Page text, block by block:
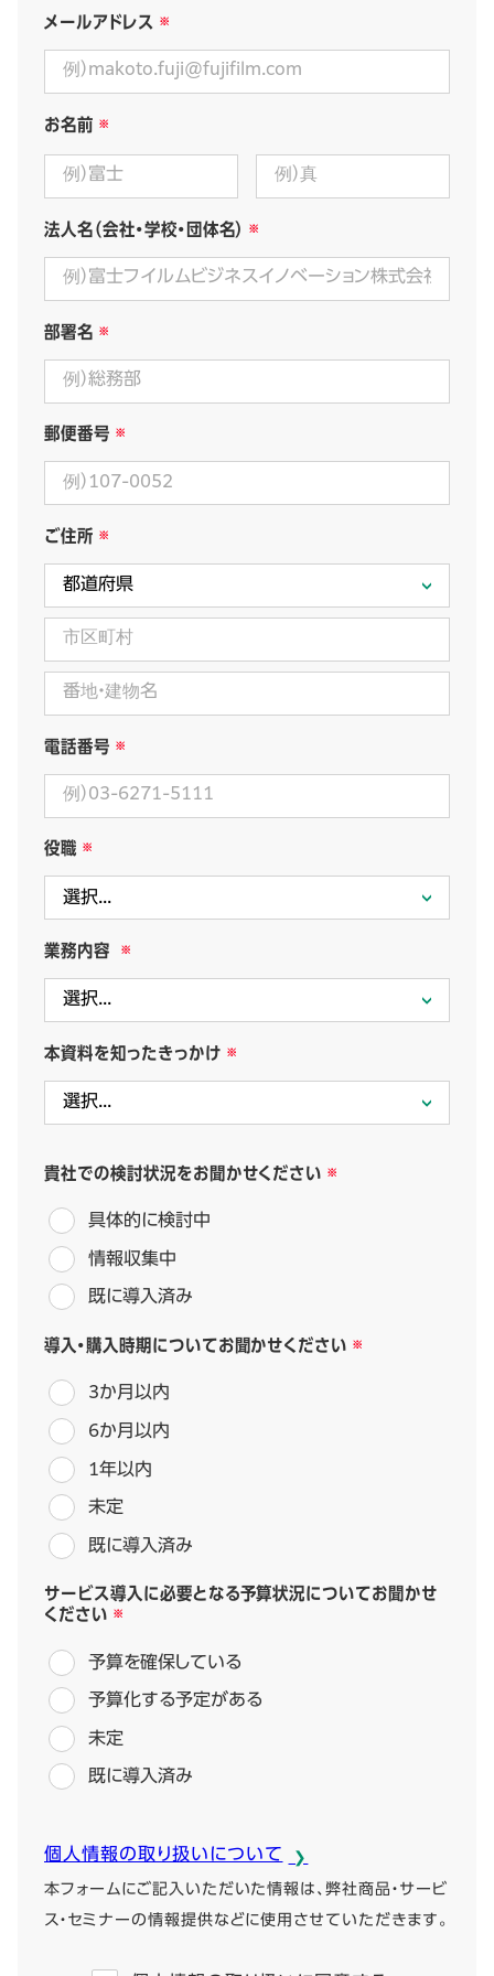
メールアドレス
お名前
法人名（会社・学校・団体名）
部署名
郵便番号
ご住所
電話番号
役職
業務内容
本資料を知ったきっかけ
貴社での検討状況をお聞かせください
具体的に検討中
情報収集中
既に導入済み
導入・購入時期についてお聞かせください
3か月以内
6か月以内
1年以内
未定
既に導入済み
サービス導入に必要となる予算状況についてお聞かせ
ください
予算を確保している
予算化する予定がある
未定
既に導入済み
個人情報の取り扱いについて
本フォームにご記入いただいた情報は、弊社商品・サービ
ス・セミナーの情報提供などに使用させていただきます。